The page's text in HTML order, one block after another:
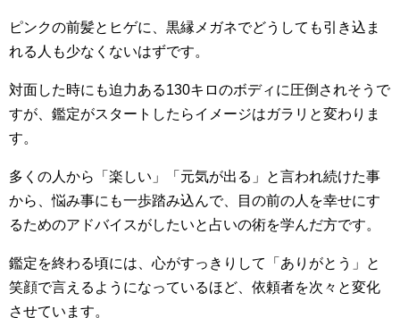
ピンクの前髪とヒゲに、黒縁メガネでどうしても引き込ま
れる人も少なくないはずです。
対面した時にも迫力ある130キロのボディに圧倒されそうで
すが、鑑定がスタートしたらイメージはガラリと変わりま
す。
多くの人から「楽しい」「元気が出る」と言われ続けた事
から、悩み事にも一歩踏み込んで、目の前の人を幸せにす
るためのアドバイスがしたいと占いの術を学んだ方です。
鑑定を終わる頃には、心がすっきりして「ありがとう」と
笑顔で言えるようになっているほど、依頼者を次々と変化
させています。